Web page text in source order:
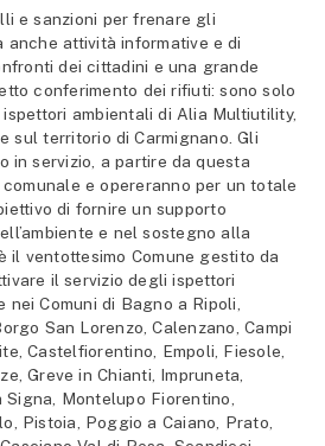
e sanzioni per frenare gli
anche attività informative e di
dei cittadini e una grande
conferimento dei rifiuti: sono solo
ambientali di Alia Multiutility,
sul territorio di Carmignano. Gli
in servizio, a partire da questa
e opereranno per un totale
di fornire un supporto
e nel sostegno alla
il ventottesimo Comune gestito da
il servizio degli ispettori
Comuni di Bagno a Ripoli,
San Lorenzo, Calenzano, Campi
Castelfiorentino, Empoli, Fiesole,
Greve in Chianti, Impruneta,
Montelupo Fiorentino,
Pistoia, Poggio a Caiano, Prato,